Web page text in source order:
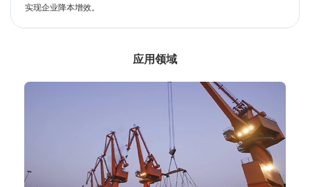
实现企业降本增效。
应用领域